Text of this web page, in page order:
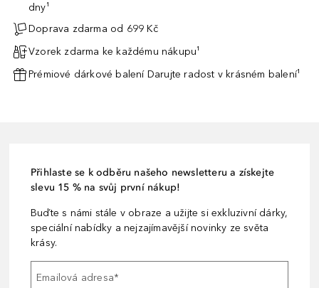
dny¹
Doprava zdarma od 699 Kč
Vzorek zdarma ke každému nákupu¹
Prémiové dárkové balení Darujte radost v krásném balení¹
Přihlaste se k odběru našeho newsletteru a získejte
slevu 15 % na svůj první nákup!
Buďte s námi stále v obraze a užijte si exkluzivní dárky,
speciální nabídky a nejzajímavější novinky ze světa
krásy.
Emailová adresa*